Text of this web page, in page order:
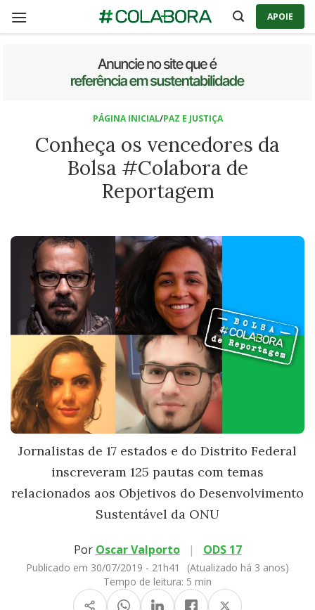
APOIE
PÁGINA INICIAL/PAZ E JUSTIÇA
Conheça os vencedores da
Bolsa #Colabora de
Reportagem
Jornalistas de 17 estados e do Distrito Federal
inscreveram 125 pautas com temas
relacionados aos Objetivos do Desenvolvimento
Sustentável da ONU
Por Oscar Valporto | ODS 17
Publicado em 30/07/2019 - 21h41
(Atualizado há 3 anos)
Tempo de leitura: 5 min